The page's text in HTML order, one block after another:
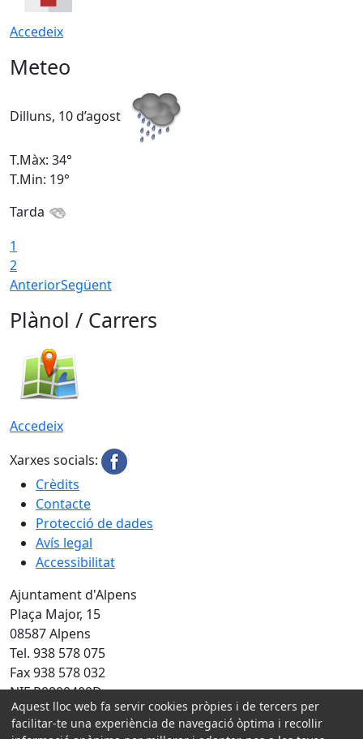
Accedeix
Meteo
Dilluns, 10 d’agost
T.Màx: 34°
T.Min: 19°
Tarda
1
2
AnteriorSegüent
Plànol / Carrers
Accedeix
Xarxes socials:
Crèdits
Contacte
Protecció de dades
Avís legal
Accessibilitat
Ajuntament d'Alpens
Plaça Major, 15
08587 Alpens
Tel. 938 578 075
Fax 938 578 032
NIF P0800400D
Amb la col·laboració de:
Aquest lloc web fa servir cookies pròpies i de tercers per
facilitar-te una experiència de navegació òptima i recollir